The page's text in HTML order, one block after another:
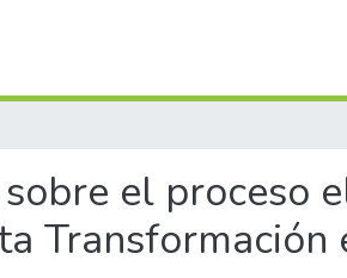
el proceso
Transformación